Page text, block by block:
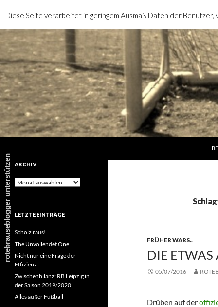
FRÜHER WARS..
DIE ETWAS
05/07/2016
Drüben auf der
ARCHIV
Archiv
LETZTE EINTRÄGE
Scholz raus!
The Unvollendet One
Nicht nur eine Frage der
Effizienz
Zwischenbilanz: RB Leipzig in
der Saison 2019/2020
Alles außer Fußball
Diese Seite verarbeitet in geringem Ausmaß Daten der
rotebrauseblogger unterstützen